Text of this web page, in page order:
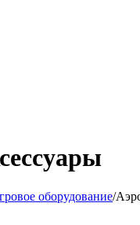
оборудование/